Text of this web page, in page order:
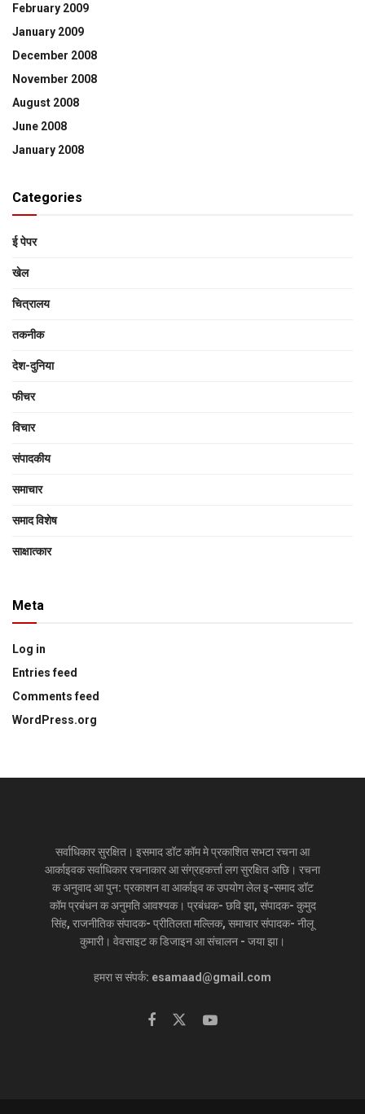
February 2009
January 2009
December 2008
November 2008
August 2008
June 2008
January 2008
Categories
ई पेपर
खेल
चित्रालय
तकनीक
देश-दुनिया
फीचर
विचार
संपादकीय
समाचार
समाद विशेष
साक्षात्‍कार
Meta
Log in
Entries feed
Comments feed
WordPress.org
सर्वाधिकार सुरक्षित। इसमाद डॉट कॉम मे प्रकाशित सभटा रचना आ
आर्काइवक सर्वाधिकार रचनाकार आ संग्रहकर्त्ता लग सुरक्षित अछि। रचना
क अनुवाद आ पुन: प्रकाशन वा आर्काइव क उपयोग लेल इ-समाद डॉट
कॉम प्रबंधन क अनुमति आवश्यक। प्रबंधक- छवि झा, संपादक- कुमुद
सिंह, राजनीतिक संपादक- प्रीतिलता मल्लिक, समाचार संपादक- नीलू
कुमारी। वेवसाइट क डिजाइन आ संचालन - जया झा।
हमरा स संपर्क: esamaad@gmail.com